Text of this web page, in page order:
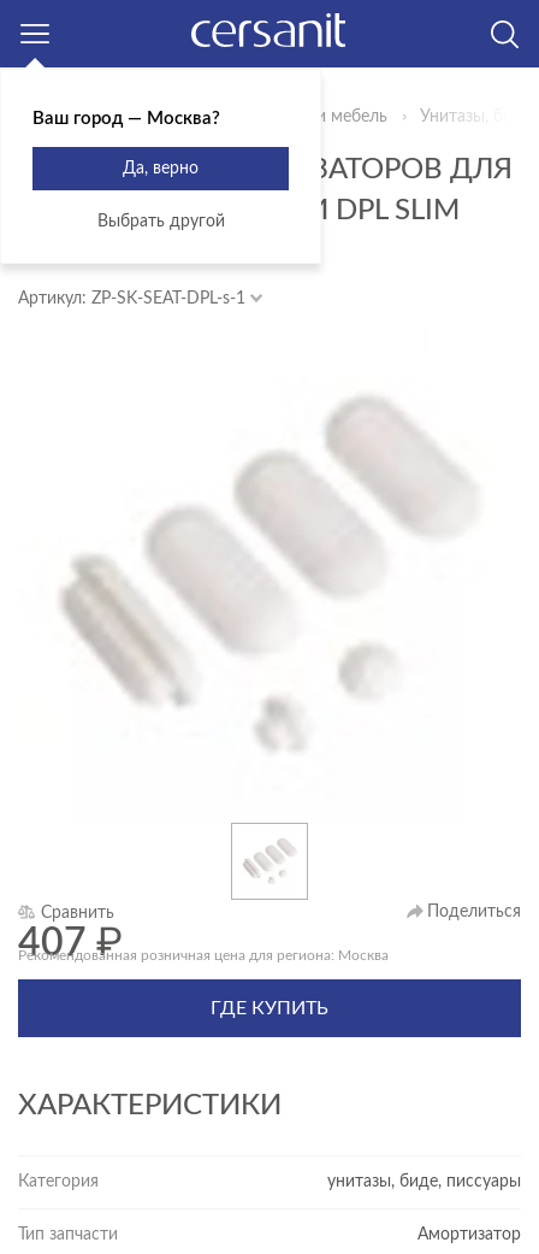
Главная Продукты Сантехника и мебель Унитазы,
КОМПЛЕКТ АМОРТИЗАТОРОВ ДЛЯ
СИДЕНЬЯ И КРЫШКИ DPL SLIM
Артикул: ZP-SK-SEAT-DPL-s-1
Сравнить Поделиться
407₽
Рекомендованная розничная цена для региона: Москва
ГДЕ КУПИТЬ
ХАРАКТЕРИСТИКИ
Категория унитазы, биде, писсуары
Тип запчасти Амортизатор
Ваш город — Москва?
Да, верно
Выбрать другой